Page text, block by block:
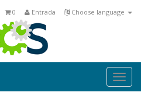
Choose language
Entrada
0